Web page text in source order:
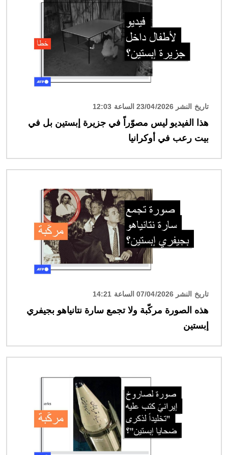
تاريخ النشر 23/04/2026 الساعة 12:03
هذا الفيديو ليس مصوّراً في جزيرة إبستين بل في
بيت رعب في أوكرانيا
تاريخ النشر 07/04/2026 الساعة 14:21
هذه الصورة مركّبة ولا تجمع سارة نتانياهو بجيفري
إبستين